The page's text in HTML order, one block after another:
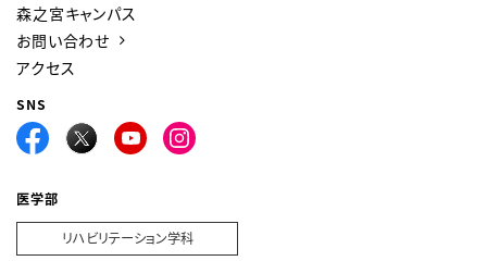
森之宮キャンパス
お問い合わせ
アクセス
SNS
医学部
リハビリテーション学科